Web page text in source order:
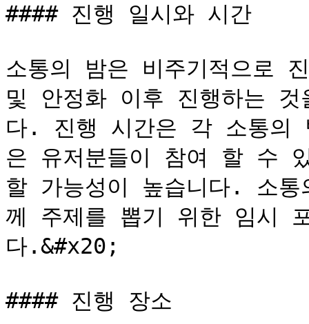
#### 진행 일시와 시간
소통의 밤은 비주기적으로
및 안정화 이후 진행하는
다. 진행 시간은 각 소통의
은 유저분들이 참여 할 수
할 가능성이 높습니다. 소
께 주제를 뽑기 위한 임시
다.&#x20;
#### 진행 장소